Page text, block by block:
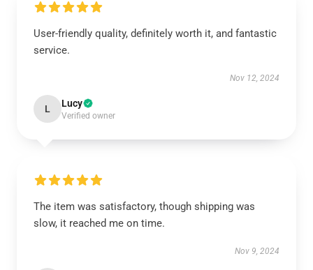
User-friendly quality, definitely worth it, and fantastic
service.
Nov 12, 2024
L Lucy
Verified owner
The item was satisfactory, though shipping was
slow, it reached me on time.
Nov 9, 2024